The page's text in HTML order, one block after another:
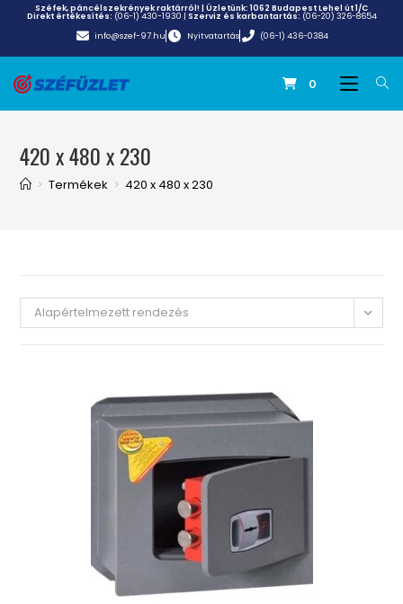
Széfek, páncélszekrények raktárról! | Üzletünk:1062 Budapest Lehel út 1/C
Direkt értékesítés: (06-1) 430-1930 | Szerviz és karbantartás: (06-20) 326-8654
info@szef-97.hu
Nyitvatartás (06-1) 436-0384
0
420 x 480 x 230
> Termékek > 420 x 480 x 230
Alapértelmezett rendezés